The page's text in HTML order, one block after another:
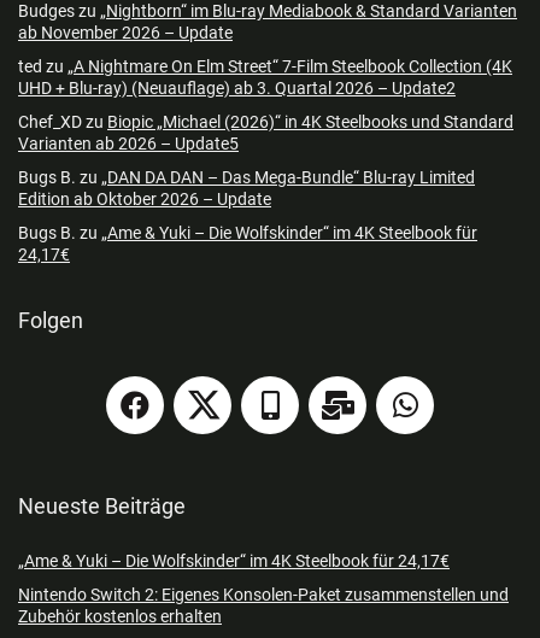
Budgeszu „Nightborn“ im Blu-ray Mediabook & Standard Varianten
ab November 2026 – Update
ted zu „A Nightmare On Elm Street“ 7-Film Steelbook Collection (4K
UHD + Blu-ray) (Neuauflage) ab 3. Quartal 2026 – Update2
Chef_XDzu Biopic „Michael (2026)“ in 4K Steelbooks und Standard
Varianten ab 2026 – Update5
Bugs B. zu „DAN DA DAN – Das Mega-Bundle“ Blu-ray Limited
Edition ab Oktober 2026 – Update
Bugs B. zu „Ame & Yuki – Die Wolfskinder“ im 4K Steelbook für
24,17€
Folgen
Neueste Beiträge
„Ame & Yuki – Die Wolfskinder“ im 4K Steelbook für 24,17€
Nintendo Switch 2: Eigenes Konsolen-Paket zusammenstellen und
Zubehör kostenlos erhalten